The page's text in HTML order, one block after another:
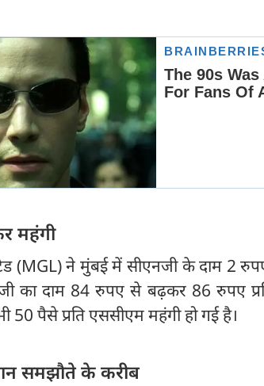
महंगी
(MGL) ने मुंबई में सीएनजी के दाम 2
का दाम 84 रुपए से बढ़कर 86 रुपए
50 पैसे प्रति एससीएम महंगी हो गई है।
समझौते के करीब